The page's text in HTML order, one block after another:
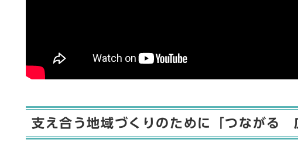
支え合う地域づくりのために「つながる